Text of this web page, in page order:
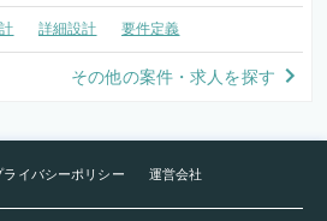
詳細設計 要件定義
その他の案件・求人を探す
ライバシーポリシー 運営会社